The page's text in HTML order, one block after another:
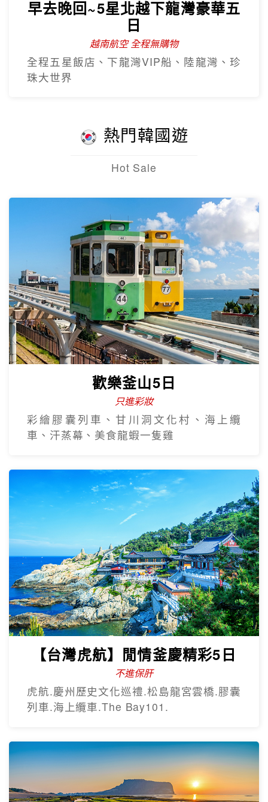
早去晚回~5星北越下龍灣豪華五
日
越南航空 全程無購物
全程五星飯店、下龍灣VIP船、陸龍灣、珍
熱門韓國遊
Hot Sale
歡樂釜山5日
只進彩妝
彩繪膠囊列車、甘川洞文化村、海上纜
車、汗蒸幕、美食龍蝦一隻雞